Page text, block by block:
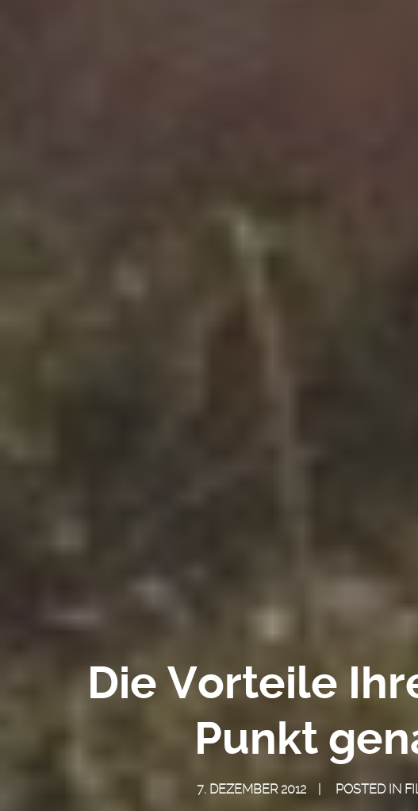
Die Vorteile
Punkt
7. DEZEMBER 2012 POSTED IN